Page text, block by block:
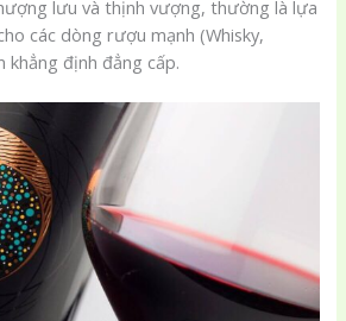
lưu và thịnh vượng, thường là lựa
các dòng rượu mạnh (Whisky,
khẳng định đẳng cấp.